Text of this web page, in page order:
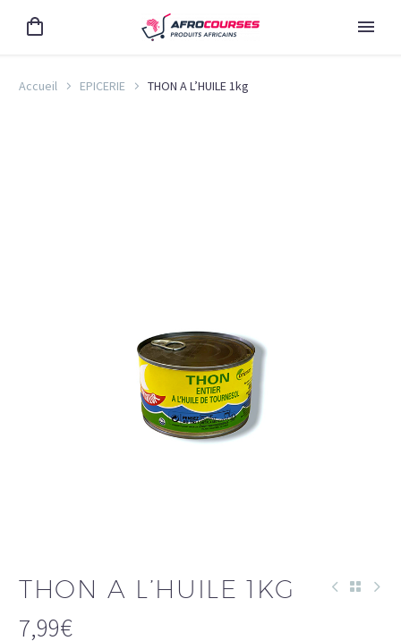
Accueil EPICERIE THON A L’HUILE 1kg
THON A L’HUILE 1KG
7,99€